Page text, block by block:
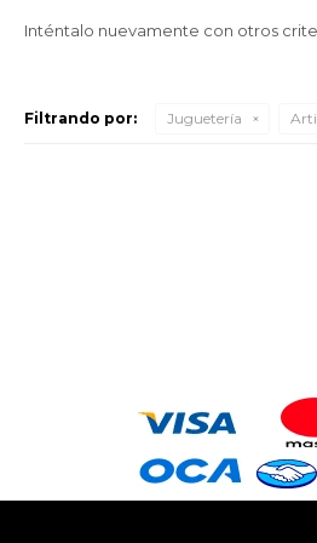
Inténtalo nuevamente con otros
Filtrando por: Juguetería